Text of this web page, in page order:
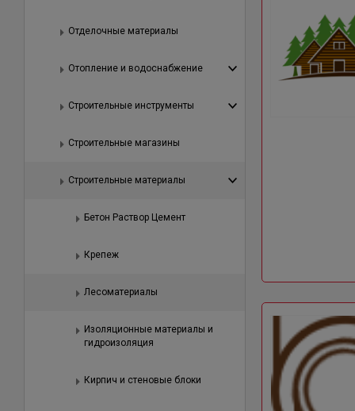
Отделочные материалы
Отопление и водоснабжение
Строительные инструменты
Строительные магазины
Строительные материалы
Бетон Раствор Цемент
Крепеж
Лесоматериалы
Изоляционные материалы и
гидроизоляция
Кирпич и стеновые блоки